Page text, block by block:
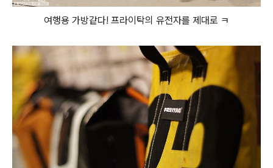
여행용 가방같다! 프라이탁의 유전자를 제대로 ㅋ